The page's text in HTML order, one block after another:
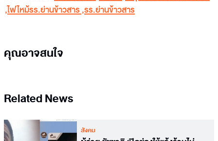
,ไฟไหม้รร.ย่านข้าวสาร,รร.ย่านข้าวสาร
คุณอาจสนใจ
Related News
สังคม